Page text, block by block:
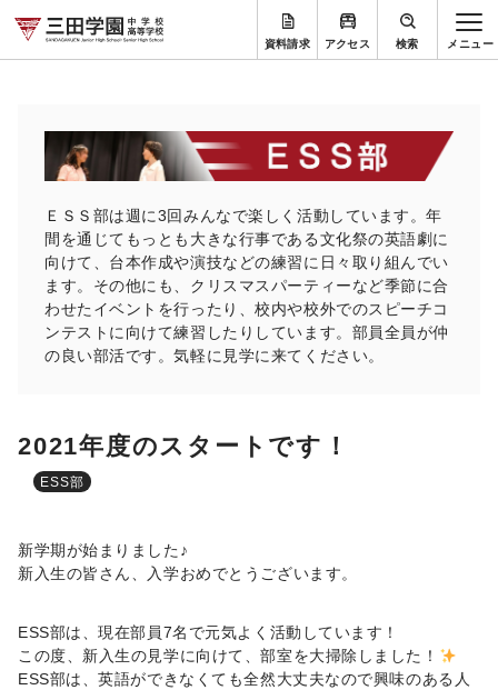
資料請求 アクセス 検索
ＥＳＳ部は週に3回みんなで楽しく活動しています。年
間を通じてもっとも大きな行事である文化祭の英語劇に
向けて、台本作成や演技などの練習に日々取り組んでい
ます。その他にも、クリスマスパーティーなど季節に合
わせたイベントを行ったり、校内や校外でのスピーチコ
ンテストに向けて練習したりしています。部員全員が仲
の良い部活です。気軽に見学に来てください。
2021年度のスタートです！
ESS部
新学期が始まりました♪
新入生の皆さん、入学おめでとうございます。
ESS部は、現在部員7名で元気よく活動しています！
この度、新入生の見学に向けて、部室を大掃除しました！
ESS部は、英語ができなくても全然大丈夫なので興味のある人